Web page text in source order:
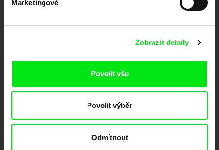
Marketingové
Zobrazit detaily
Povolit vše
Povolit výběr
Odmítnout
Portál DAFilms.cz je výsledkem tvůrčí spolupráce 7 klíčových evropských
posouvat hranice dokumentárního filmu, propagovat jeho rozmanitost a
Členové Doc Alliance
Millennium Docs